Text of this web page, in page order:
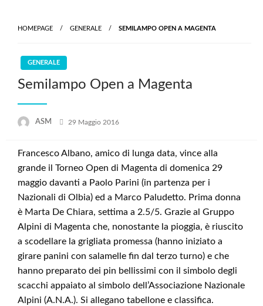
HOMEPAGE GENERALE SEMILAMPO OPEN A MAGENTA
GENERALE
Semilampo Open a Magenta
ASM
Posted
29 Maggio 2016
Francesco Albano, amico di lunga data, vince alla
grande il Torneo Open di Magenta di domenica 29
maggio davanti a Paolo Parini (in partenza per i
Nazionali di Olbia) ed a Marco Paludetto. Prima donna
è Marta De Chiara, settima a 2.5/5. Grazie al Gruppo
Alpini di Magenta che, nonostante la pioggia, è riuscito
a scodellare la grigliata promessa (hanno iniziato a
girare panini con salamelle fin dal terzo turno) e che
hanno preparato dei pin bellissimi con il simbolo degli
scacchi appaiato al simbolo dell’Associazione Nazionale
Alpini (A.N.A.). Si allegano tabellone e classifica.